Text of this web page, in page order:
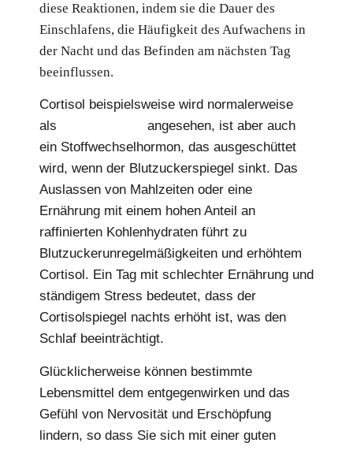
diese Reaktionen, indem sie die Dauer des
Einschlafens, die Häufigkeit des Aufwachens in
der Nacht und das Befinden am nächsten Tag
beeinflussen.
Cortisol beispielsweise wird normalerweise
als
angesehen, ist aber auch
ein Stoffwechselhormon, das ausgeschüttet
wird, wenn der Blutzuckerspiegel sinkt. Das
Auslassen von Mahlzeiten oder eine
Ernährung mit einem hohen Anteil an
raffinierten Kohlenhydraten führt zu
Blutzuckerunregelmäßigkeiten und erhöhtem
Cortisol. Ein Tag mit schlechter Ernährung und
ständigem Stress bedeutet, dass der
Cortisolspiegel nachts erhöht ist, was den
Schlaf beeinträchtigt.
Glücklicherweise können bestimmte
Lebensmittel dem entgegenwirken und das
Gefühl von Nervosität und Erschöpfung
lindern, so dass Sie sich mit einer guten